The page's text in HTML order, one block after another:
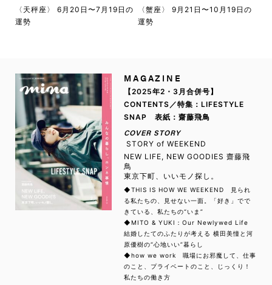
〈天秤座〉 6月20日〜7月19日の
運勢
〈蟹座〉 9月21日〜10月19日の
運勢
MAGAZINE
【2025年2・3月合併号】
CONTENTS／特集：LIFESTYLE
SNAP 表紙：齋藤飛鳥
COVER STORY
STORY of WEEKEND
NEW LIFE, NEW GOODIES 齋藤飛
鳥
東京下町、いいモノ探し。
◆THIS IS HOW WE WEEKEND 見られ
る私たちの、見せない一面。「好き」でで
きている、私たちの“いま”
◆MITO & YUKI：Our Newlywed Life
結婚したてのふたりが考える 横田美憧と河
原優樹の“心地いい”暮らし
◆how we work 職場にお邪魔して、仕事
のこと、プライベートのこと、じっくり！
私たちの働き方